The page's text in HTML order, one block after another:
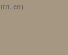
en)